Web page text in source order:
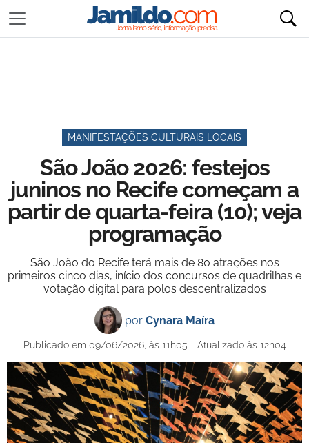
MANIFESTAÇÕES CULTURAIS LOCAIS
São João 2026: festejos
juninos no Recife começam a
partir de quarta-feira (10); veja
programação
São João do Recife terá mais de 80 atrações nos
primeiros cinco dias, início dos concursos de quadrilhas e
votação digital para polos descentralizados
por Cynara Maíra
Publicado em 09/06/2026, às 11h05 - Atualizado às 12h04